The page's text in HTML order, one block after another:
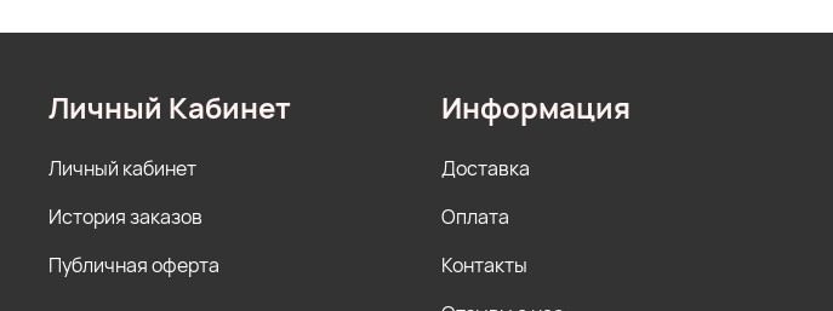
Личный Кабинет
Личный кабинет
История заказов
Публичная оферта
Информация
Доставка
Оплата
Контакты